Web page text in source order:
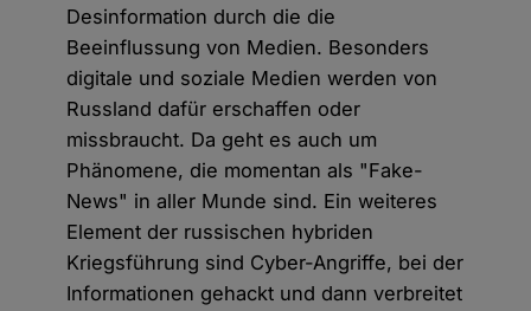
Desinformation durch die die
Beeinflussung von Medien. Besonders
digitale und soziale Medien werden von
Russland dafür erschaffen oder
missbraucht. Da geht es auch um
Phänomene, die momentan als "Fake-
News" in aller Munde sind. Ein weiteres
Element der russischen hybriden
Kriegsführung sind Cyber-Angriffe, bei der
Informationen gehackt und dann verbreitet